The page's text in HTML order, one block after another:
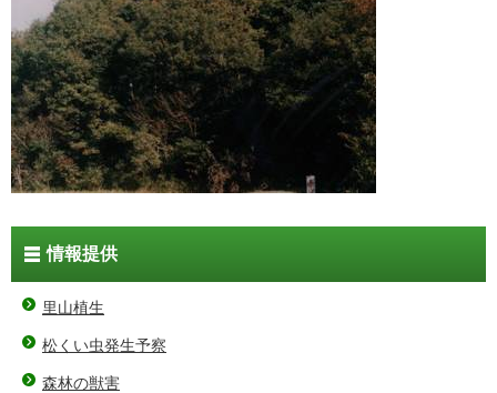
情報提供
里山植生
松くい虫発生予察
森林の獣害